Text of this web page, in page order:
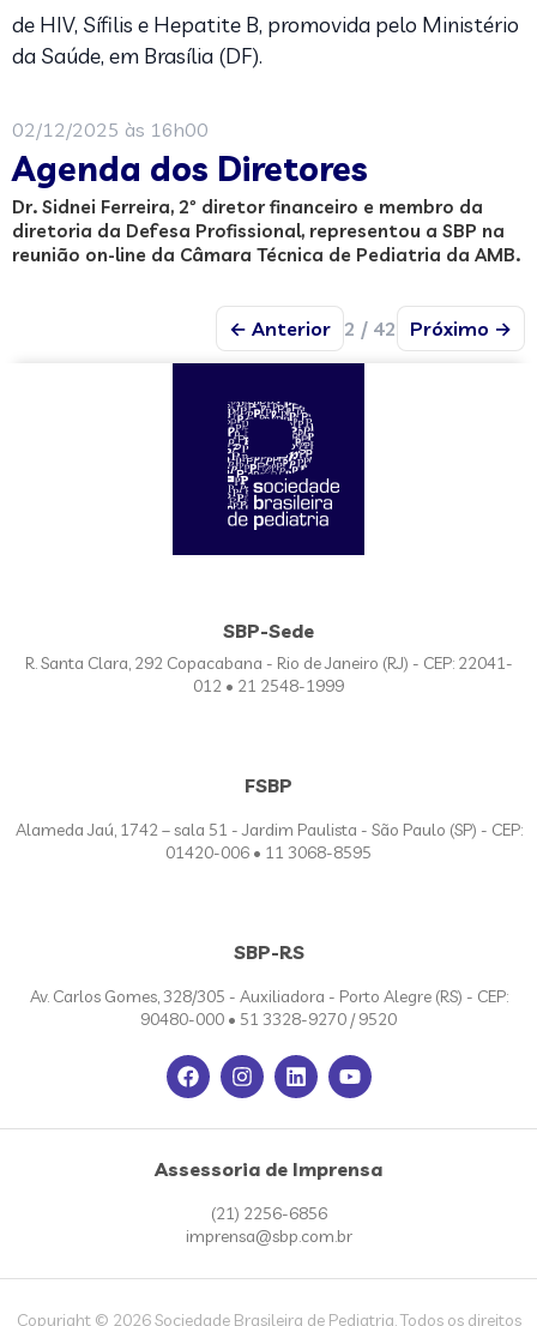
de HIV, Sífilis e Hepatite B, promovida pelo Ministério
da Saúde, em Brasília (DF).
02/12/2025 às 16h00
Agenda dos Diretores
Dr. Sidnei Ferreira, 2º diretor financeiro e membro da
diretoria da Defesa Profissional, representou a SBP na
reunião on-line da Câmara Técnica de Pediatria da AMB.
← Anterior 2 / 42 Próximo →
SBP-Sede
R. Santa Clara, 292 Copacabana - Rio de Janeiro (RJ) - CEP: 22041-
012 • 21 2548-1999
FSBP
Alameda Jaú, 1742 – sala 51 - Jardim Paulista - São Paulo (SP) - CEP:
01420-006 • 11 3068-8595
SBP-RS
Av. Carlos Gomes, 328/305 - Auxiliadora - Porto Alegre (RS) - CEP:
90480-000 • 51 3328-9270 / 9520
Assessoria de Imprensa
(21) 2256-6856
imprensa@sbp.com.br
Copyright © 2026 Sociedade Brasileira de Pediatria. Todos os direitos